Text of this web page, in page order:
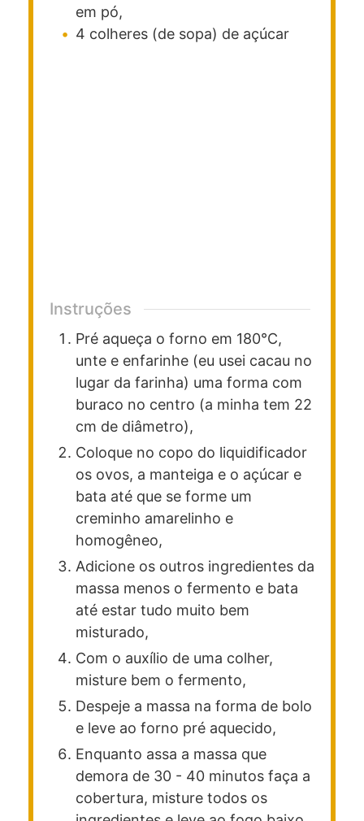
em pó,
4 colheres (de sopa) de açúcar
Instruções
Pré aqueça o forno em 180°C,
unte e enfarinhe (eu usei cacau no
lugar da farinha) uma forma com
buraco no centro (a minha tem 22
cm de diâmetro),
Coloque no copo do liquidificador
os ovos, a manteiga e o açúcar e
bata até que se forme um
creminho amarelinho e
homogêneo,
Adicione os outros ingredientes da
massa menos o fermento e bata
até estar tudo muito bem
misturado,
Com o auxílio de uma colher,
misture bem o fermento,
Despeje a massa na forma de bolo
e leve ao forno pré aquecido,
Enquanto assa a massa que
demora de 30 - 40 minutos faça a
cobertura, misture todos os